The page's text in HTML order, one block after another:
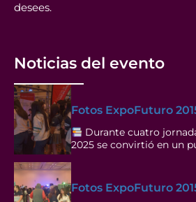
desees.
Noticias del evento
Fotos ExpoFuturo
Durante cuatro
2025 se convirtió en un
Fotos ExpoFuturo